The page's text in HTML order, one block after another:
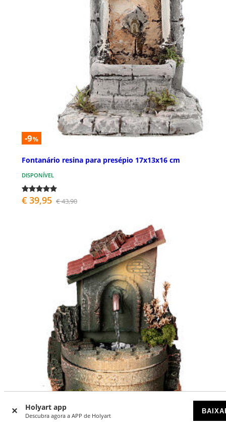
Holyart app
Descubra agora a APP de Holyart
-9%
Fontanário resina para presépio 17x13x16 cm
DISPONÍVEL
€ 39,95 € 43,90